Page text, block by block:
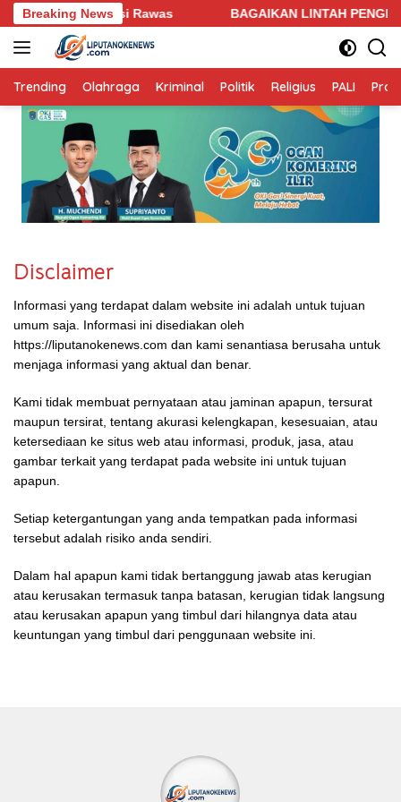
Langsung
ke
konten
Breaking News
Sukakarya Musi Rawas BAGAIKAN LINTAH
Trending Olahraga Kriminal Politik Religius PALI
Disclaimer
Informasi yang terdapat dalam website ini adalah untuk tujuan
umum saja. Informasi ini disediakan oleh
https://liputanokenews.com dan kami senantiasa berusaha untuk
menjaga informasi yang aktual dan benar.
Kami tidak membuat pernyataan atau jaminan apapun, tersurat
maupun tersirat, tentang akurasi kelengkapan, kesesuaian, atau
ketersediaan ke situs web atau informasi, produk, jasa, atau
gambar terkait yang terdapat pada website ini untuk tujuan
apapun.
Setiap ketergantungan yang anda tempatkan pada informasi
tersebut adalah risiko anda sendiri.
Dalam hal apapun kami tidak bertanggung jawab atas kerugian
atau kerusakan termasuk tanpa batasan, kerugian tidak langsung
atau kerusakan apapun yang timbul dari hilangnya data atau
keuntungan yang timbul dari penggunaan website ini.